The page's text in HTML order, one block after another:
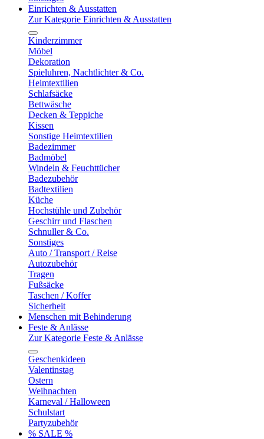
Einrichten & Ausstatten
Zur Kategorie Einrichten & Ausstatten
Kinderzimmer
Möbel
Dekoration
Spieluhren, Nachtlichter & Co.
Heimtextilien
Schlafsäcke
Bettwäsche
Decken & Teppiche
Kissen
Sonstige Heimtextilien
Badezimmer
Badmöbel
Windeln & Feuchttücher
Badezubehör
Badtextilien
Küche
Hochstühle und Zubehör
Geschirr und Flaschen
Schnuller & Co.
Sonstiges
Auto / Transport / Reise
Autozubehör
Tragen
Fußsäcke
Taschen / Koffer
Sicherheit
Menschen mit Behinderung
Feste & Anlässe
Zur Kategorie Feste & Anlässe
Geschenkideen
Valentinstag
Ostern
Weihnachten
Karneval / Halloween
Schulstart
Partyzubehör
% SALE %